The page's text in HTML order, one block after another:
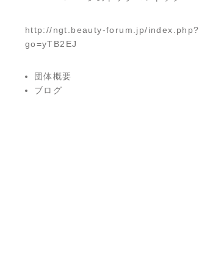
http://ngt.beauty-forum.jp/index.php?
go=yTB2EJ
団体概要
ブログ